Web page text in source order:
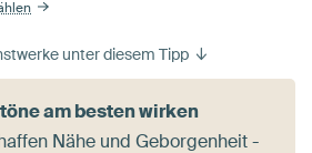
unter diesem Tipp
am besten wirken
Nähe und Geborgenheit -